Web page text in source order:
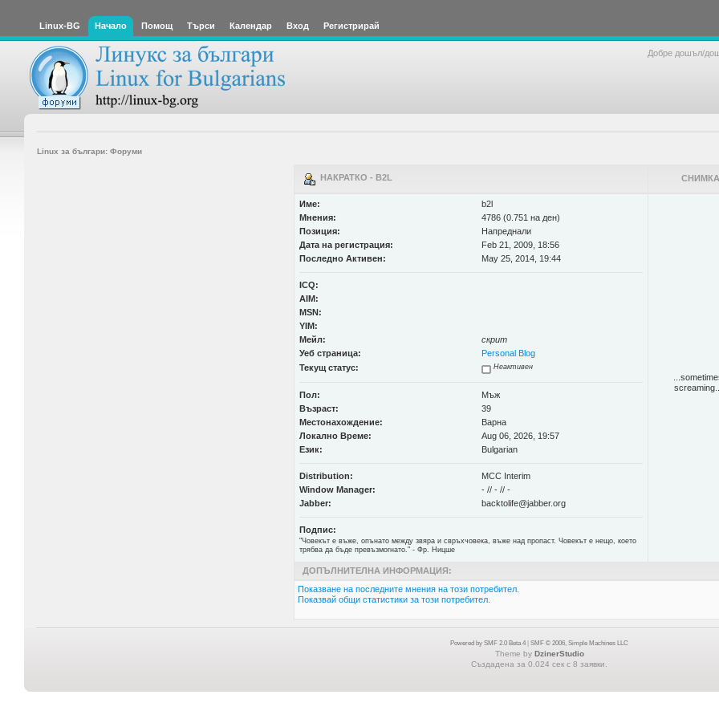
Linux-BG Начало Помощ Търси Календар Вход Регистрирай
Добре дошъл/
Linux за българи: Форуми
НАКРАТКО - B2L
Име:
b2l
Мнения:
4786 (0.751 на ден)
Позиция:
Напреднали
Дата на регистрация:
Feb 21, 2009, 18:56
Последно Активен:
May 25, 2014, 19:44
ICQ:
AIM:
MSN:
YIM:
Мейл:
скрит
Уеб страница:
Personal Blog
Текущ статус:
Неактивен
Пол:
Мъж
Възраст:
39
Местонахождение:
Варна
Локално Време:
Aug 06, 2026, 19:57
Език:
Bulgarian
Distribution:
MCC Interim
Window Manager:
- // - // -
Jabber:
backtolife@jabber.org
Подпис:
"Човекът е въже, опънато между звяра и свръхчовека, въже над пропаст. Човекът е нещо, което
трябва да бъде превъзмогнато." - Фр. Ницше
ДОПЪЛНИТЕЛНА ИНФОРМАЦИЯ:
Показване на последните мнения на този потребител.
Показвай общи статистики за този потребител.
Powered by SMF 2.0 Beta 4 SMF © 2006, Simple Machines LLC
Theme by DzinerStudio
Създадена за 0.024 сек с 8 заявки.